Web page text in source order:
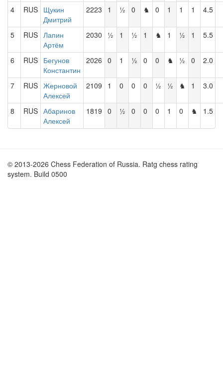
4 RUS Щукин
Дмитрий
2223 1 ½ 0 ♞ 0 1 1 1 4.5
5 RUS Лапин
Артём
2030 ½ 1 ½ 1 ♞ 1 ½ 1 5.5
6 RUS Бегунов
Константин
2026 0 1 ½ 0 0 ♞ ½ 0 2.0
7 RUS Жерновой
Алексей
2109 1 0 0 0 ½ ½ ♞ 1 3.0
8 RUS Абаринов
Алексей
1819 0 ½ 0 0 0 1 0 ♞ 1.5
© 2013-2026 Chess Federation of Russia. Ratg chess rating
system. Build 0500